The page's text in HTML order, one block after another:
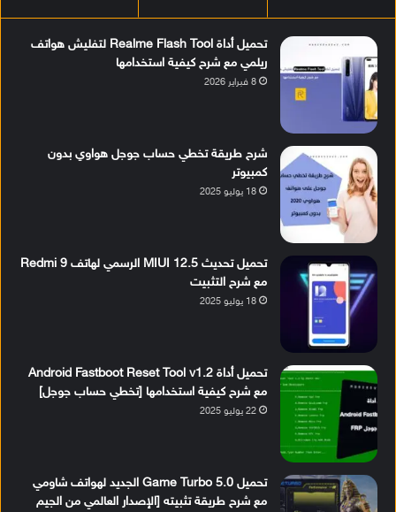
تحميل أداة Realme Flash Tool لتفليش هواتف
ريلمي مع شرح كيفية استخدامها
8 فبراير 2026
شرح طريقة تخطي حساب جوجل هواوي بدون
كمبيوتر
18 يوليو 2025
تحميل تحديث MIUI 12.5 الرسمي لهاتف Redmi 9
مع شرح التثبيت
18 يوليو 2025
تحميل أداة Android Fastboot Reset Tool v1.2
مع شرح كيفية استخدامها [تخطي حساب جوجل]
22 يوليو 2025
تحميل Game Turbo 5.0 الجديد لهواتف شاومي
مع شرح طريقة تثبيته [الإصدار العالمي من الجيم